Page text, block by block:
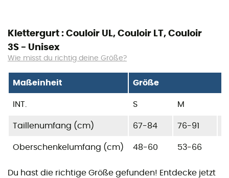
Klettergurt : Couloir UL, Couloir LT, Couloir
3S - Unisex
Wie misst du richtig deine Größe?
Maßeinheit Größe
INT. S M
Taillenumfang (cm) 67-84 76-91
Oberschenkelumfang (cm) 48-60 53-66
Du hast die richtige Größe gefunden! Entdecke jetzt